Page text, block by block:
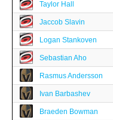
Taylor Hall
Jaccob Slavin
Logan Stankoven
Sebastian Aho
Rasmus Andersson
Ivan Barbashev
Braeden Bowman